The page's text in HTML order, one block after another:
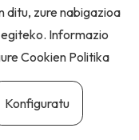
ditu, zure nabigazioa
Informazio
Cookien Politika
Konfiguratu